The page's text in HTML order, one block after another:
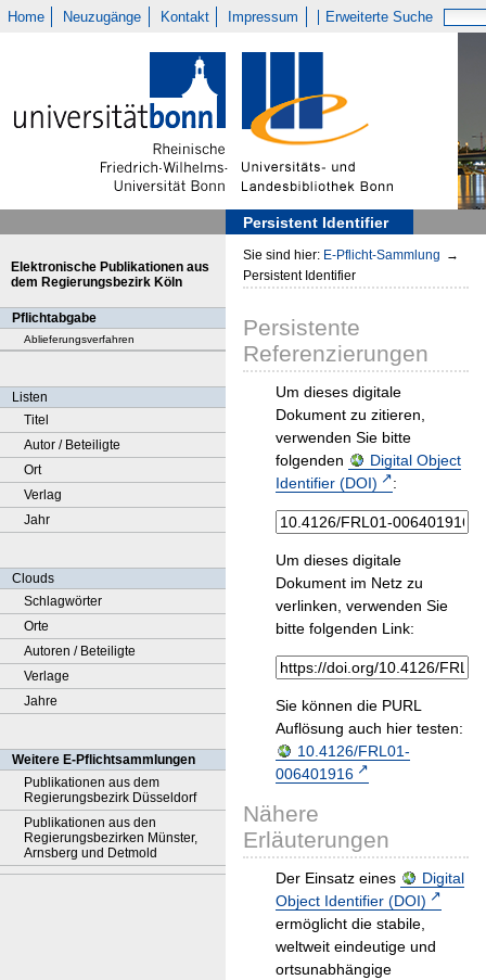
Home Neuzugänge Kontakt Impressum Erweiterte Suche
Persistent Identifier
Elektronische Publikationen aus
dem Regierungsbezirk Köln
Pflichtabgabe
Ablieferungsverfahren
Listen
Titel
Autor / Beteiligte
Ort
Verlag
Jahr
Clouds
Schlagwörter
Orte
Autoren / Beteiligte
Verlage
Jahre
Weitere E-Pflichtsammlungen
Publikationen aus dem
Regierungsbezirk Düsseldorf
Publikationen aus den
Regierungsbezirken Münster,
Arnsberg und Detmold
Sie sind hier: E-Pflicht-Sammlung →
Persistent Identifier
Persistente
Referenzierungen
Um dieses digitale
Dokument zu zitieren,
verwenden Sie bitte
folgenden
Digital Object
Identifier (DOI)
:
Um dieses digitale
Dokument im Netz zu
verlinken, verwenden Sie
bitte folgenden Link:
Sie können die PURL
Auflösung auch hier testen:
10.4126/FRL01-
006401916
Nähere
Erläuterungen
Der Einsatz eines
Digital
Object Identifier (DOI)
ermöglicht die stabile,
weltweit eindeutige und
ortsunabhängige